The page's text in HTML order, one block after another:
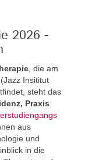
2026 -
, die am
Insititut
steht das
Praxis
aus
und
in die